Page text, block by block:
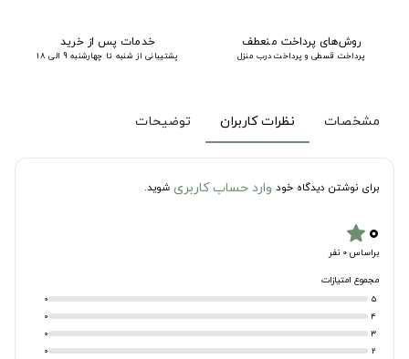
روش‌های پرداخت منعطف
پرداخت قسطی و پرداخت درب منزل
خدمات پس از خرید
پشتیبانی از شنبه تا چهارشنبه 9 الی 18
مشخصات نظرات کاربران توضیحات
برای نوشتن دیدگاه خود وارد حساب کاربری شوید.
۰star
براساس 0 نفر
مجموع امتیازات
5
0
4
0
3
0
2
0